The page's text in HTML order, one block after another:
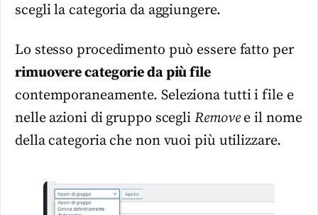
scegli la categoria da aggiungere.
Lo stesso procedimento può essere fatto per
rimuovere categorie da più file
contemporaneamente. Seleziona tutti i file e
nelle azioni di gruppo scegli Removee il nome
della categoria che non vuoi più utilizzare.